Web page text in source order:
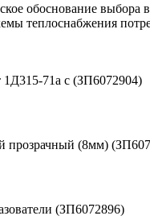
обоснование
теплоснабжения
71а с (ЗП6072904)
прозрачный (8мм)
(ЗП6072896)